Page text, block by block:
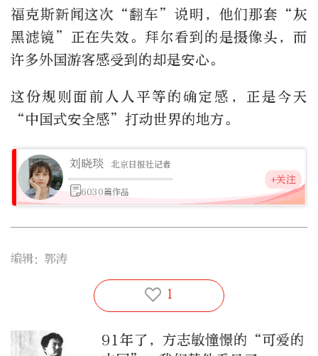
福克斯新闻这次“翻车”说明，他们那套“灰
黑滤镜”正在失效。拜尔看到的是摄像头，而
许多外国游客感受到的却是安心。
这份规则面前人人平等的确定感，正是今天
“中国式安全感”打动世界的地方。
刘晓琰 北京日报社记者
6030篇作品
+关注
编辑：郭涛
1
91年了，方志敏憧憬的“可爱的